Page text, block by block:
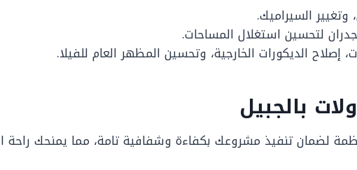
السيراميك.
جدران لتحسين استغلال المساحات.
إصلاح الديكورات الخارجية، وتحسين المظهر العام للفيلا.
بالجبيل
لضمان تنفيذ مشروعك بكفاءة وشفافية تامة، مما يمنحك راحة